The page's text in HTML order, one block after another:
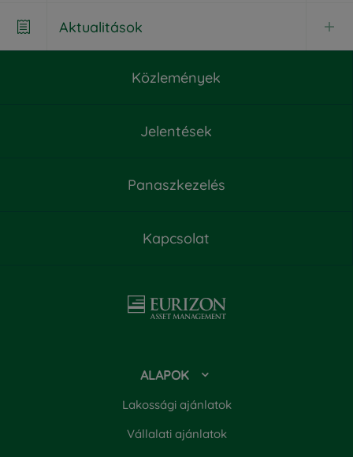
Dokumentumok
Kiemelt információkat tartalmazó dokumentum
Tájékoztató és Kezelési Szabályzat
 Aktualitások
Aktualitások
Negyedéves körkép 2023. március
Eurizon Euró Start Tőkevédett Részalap - 2023.
Negyedéves körkép 2023. szeptember
Közlemény az Eurizon Esernyőalap
Tájékoztatójának és Kezelési szabályzatának
Közlemények
Jelentések
Panaszkezelés
Kapcsolat
ALAPOK
Lakossági ajánlatok
Vállalati ajánlatok